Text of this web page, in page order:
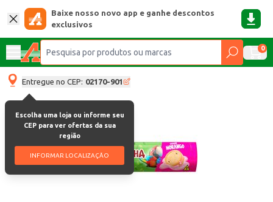
Baixe nosso novo app e ganhe descontos
exclusivos
0
Entregue no CEP: 02170-901
Escolha uma loja ou informe seu
CEP para ver ofertas da sua
região
INFORMAR LOCALIZAÇÃO